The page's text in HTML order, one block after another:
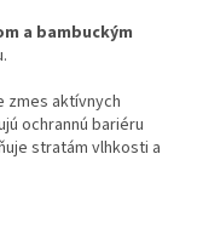
a bambuckým
zmes aktívnych
ochrannú bariéru
stratám vlhkosti a